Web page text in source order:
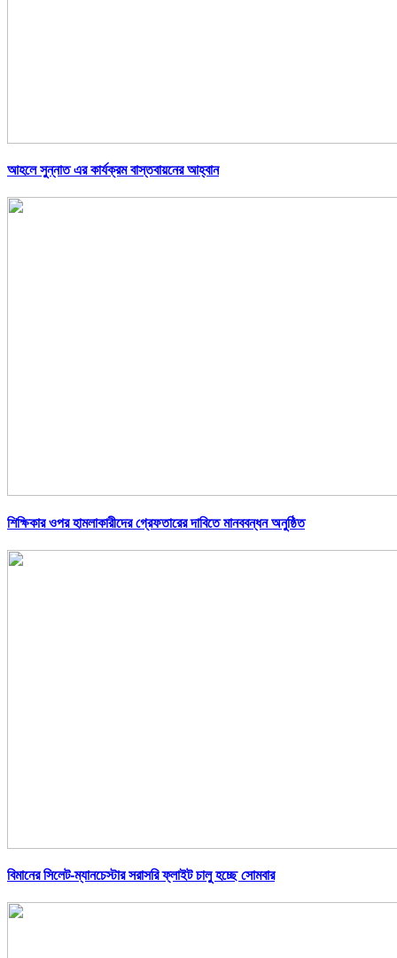
আহলে সুন্নাত এর কার্যক্রম বাস্তবায়নের আহ্বান
শিক্ষিকার ওপর হামলাকারীদের গ্রেফতারের দাবিতে মানববন্ধন অনুষ্ঠিত
বিমানের সিলেট-ম্যানচেস্টার সরাসরি ফ্লাইট চালু হচ্ছে সোমবার